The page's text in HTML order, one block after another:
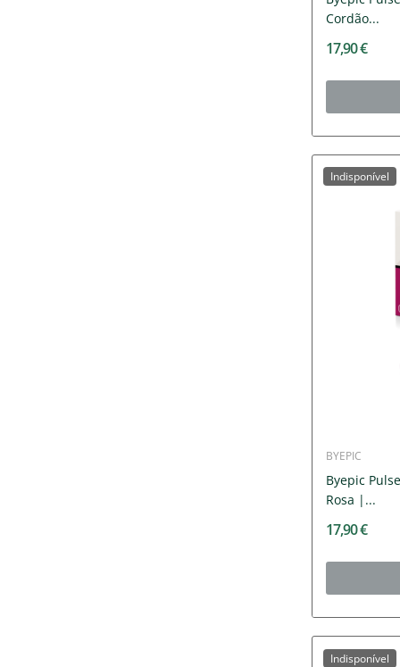
Cordão...
17,90 €
Indisponível
BYEPIC
Byepic
Rosa |...
17,90 €
Indisponível